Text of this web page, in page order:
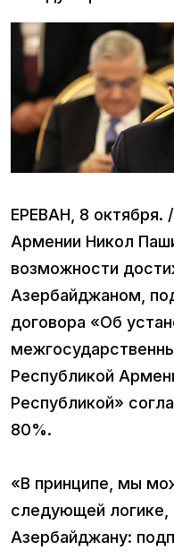
ЕРЕВАН, 8
Армении Никол
возможности
Азербайджаном,
договора «Об
Республикой
Республикой»
80%.
«В принципе, мы
следующей
Азербайджану: